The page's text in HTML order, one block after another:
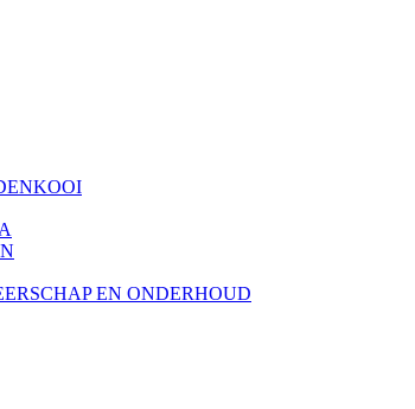
EN ONDERHOUD